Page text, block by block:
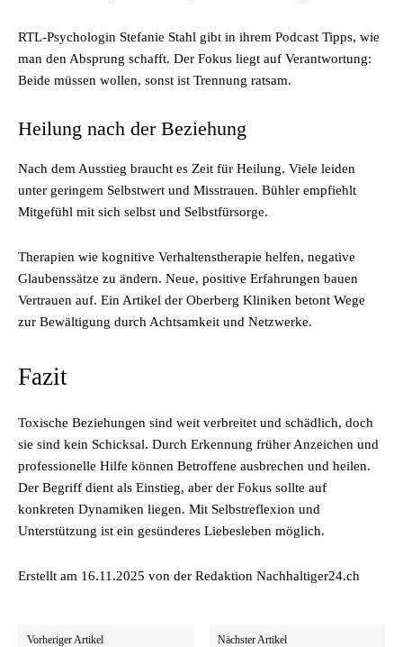
RTL-Psychologin Stefanie Stahl gibt in ihrem Podcast Tipps, wie
man den Absprung schafft. Der Fokus liegt auf Verantwortung:
Beide müssen wollen, sonst ist Trennung ratsam.
Heilung nach der Beziehung
Nach dem Ausstieg braucht es Zeit für Heilung. Viele leiden
unter geringem Selbstwert und Misstrauen. Bühler empfiehlt
Mitgefühl mit sich selbst und Selbstfürsorge.
Therapien wie kognitive Verhaltenstherapie helfen, negative
Glaubenssätze zu ändern. Neue, positive Erfahrungen bauen
Vertrauen auf. Ein Artikel der Oberberg Kliniken betont Wege
zur Bewältigung durch Achtsamkeit und Netzwerke.
Fazit
Toxische Beziehungen sind weit verbreitet und schädlich, doch
sie sind kein Schicksal. Durch Erkennung früher Anzeichen und
professionelle Hilfe können Betroffene ausbrechen und heilen.
Der Begriff dient als Einstieg, aber der Fokus sollte auf
konkreten Dynamiken liegen. Mit Selbstreflexion und
Unterstützung ist ein gesünderes Liebesleben möglich.
Erstellt am 16.11.2025 von der Redaktion Nachhaltiger24.ch
Vorheriger Artikel Nächster Artikel